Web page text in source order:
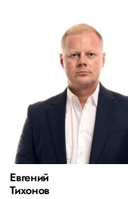
Евгений
Тихонов